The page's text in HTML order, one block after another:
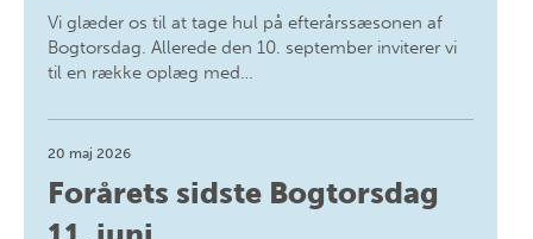
Vi glæder os til at tage hul på efterårssæsonen af
Bogtorsdag. Allerede den 10. september inviterer vi
til en række oplæg med…
20 maj 2026
Forårets sidste Bogtorsdag